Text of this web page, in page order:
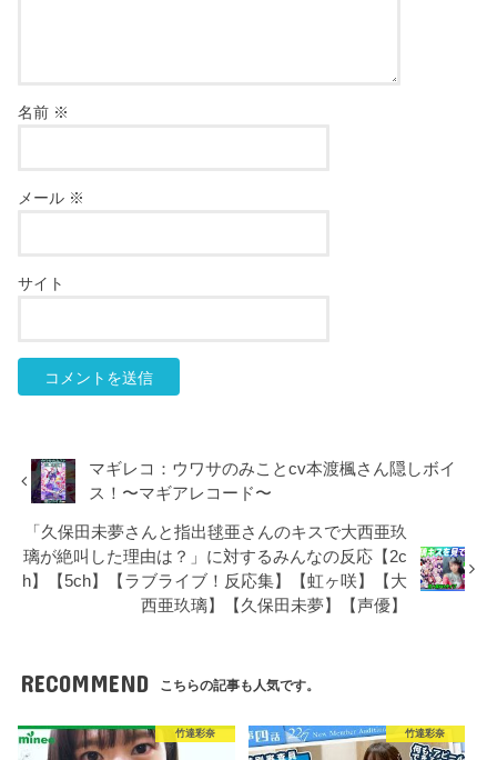
名前 ※
メール ※
サイト
マギレコ：ウワサのみことcv本渡楓さん隠しボイ
ス！〜マギアレコード〜
「久保田未夢さんと指出毬亜さんのキスで大西亜玖
璃が絶叫した理由は？」に対するみんなの反応【2c
h】【5ch】【ラブライブ！反応集】【虹ヶ咲】【大
西亜玖璃】【久保田未夢】【声優】
RECOMMEND こちらの記事も人気です。
竹達彩奈 竹達彩奈